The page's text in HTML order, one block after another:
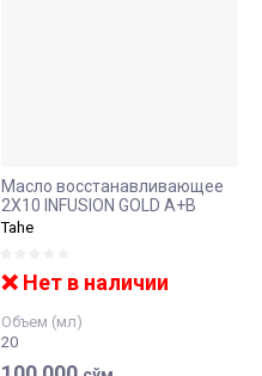
Масло восстанавливающее
2Х10 INFUSION GOLD A+B
Tahe
❌ Нет в наличии
Объем (мл)
20